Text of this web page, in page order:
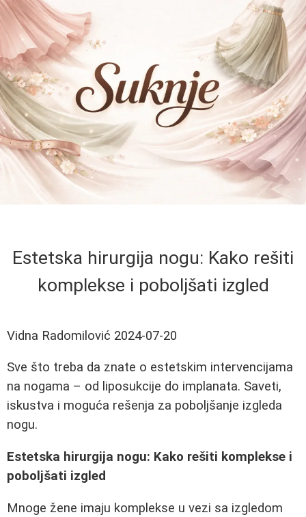
Estetska hirurgija nogu: Kako rešiti
komplekse i poboljšati izgled
Vidna Radomilović 2024-07-20
Sve što treba da znate o estetskim intervencijama
na nogama – od liposukcije do implanata. Saveti,
iskustva i moguća rešenja za poboljšanje izgleda
nogu.
Estetska hirurgija nogu: Kako rešiti komplekse i
poboljšati izgled
Mnoge žene imaju komplekse u vezi sa izgledom